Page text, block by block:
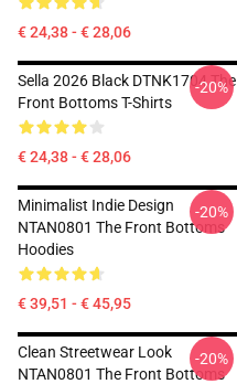
€ 24,38 - € 28,06
Sella 2026 Black DTNK1704 The
Front Bottoms T-Shirts
€ 24,38 - € 28,06
-20%
Minimalist Indie Design
NTAN0801 The Front Bottoms
Hoodies
€ 39,51 - € 45,95
-20%
Clean Streetwear Look
NTAN0801 The Front Bottoms
-20%